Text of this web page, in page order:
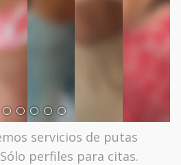
servicios de putas
perfiles para citas.